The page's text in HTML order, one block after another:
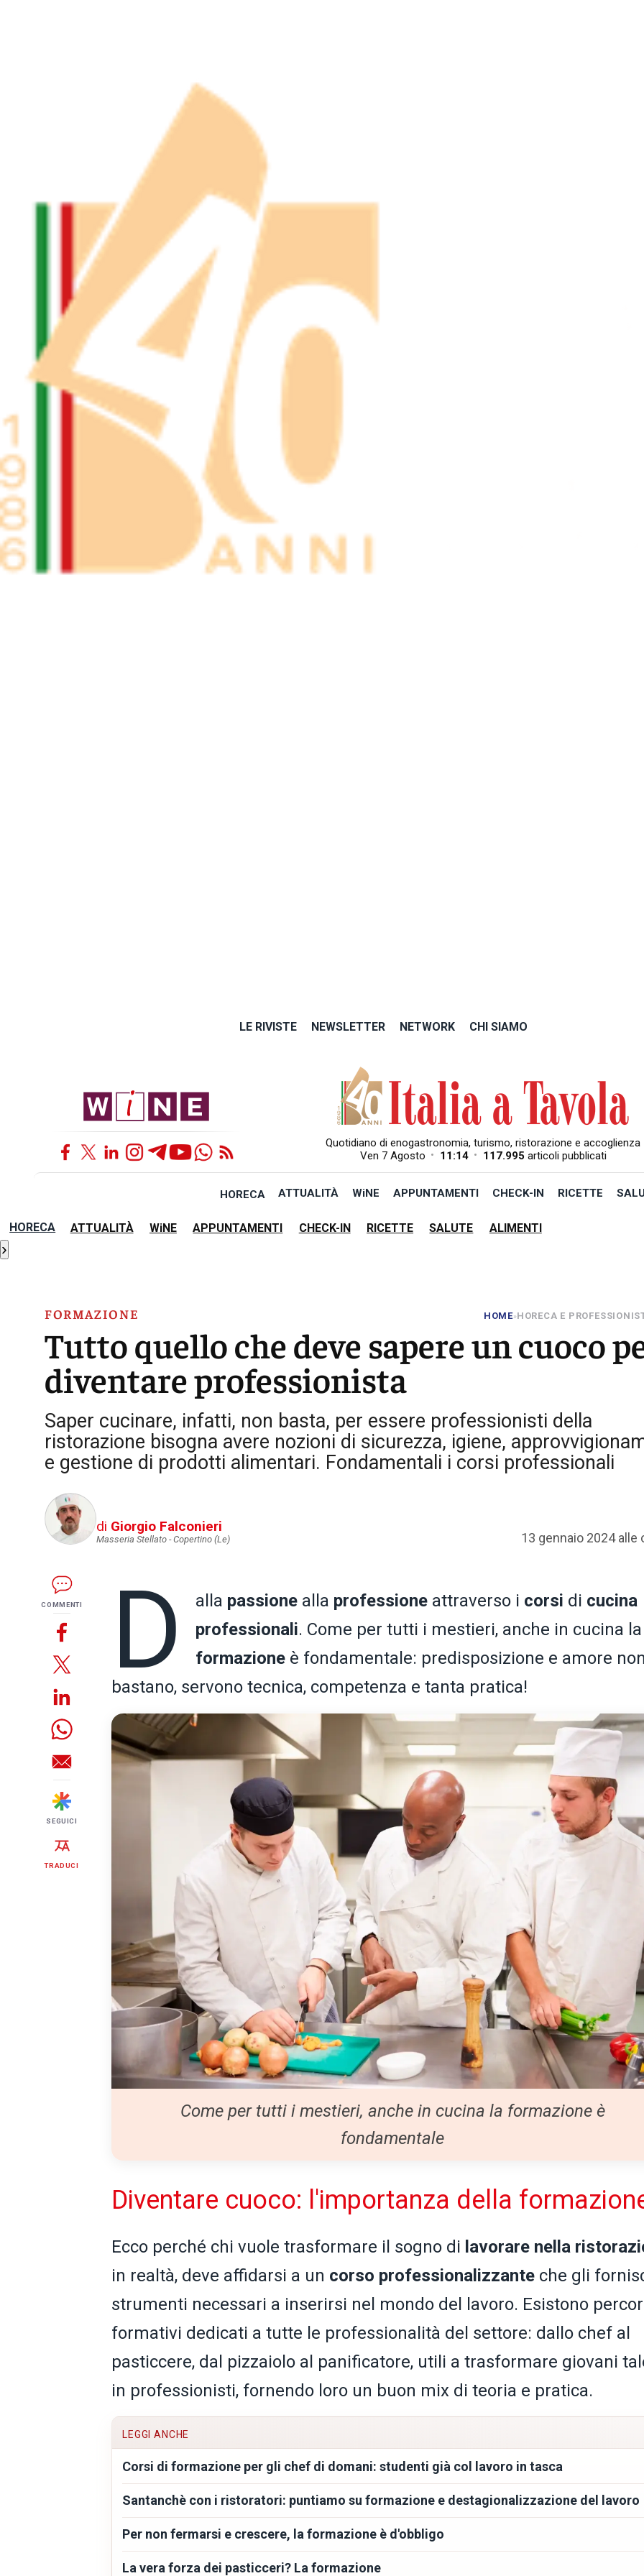
LE RIVISTE NEWSLETTER NETWORK CHI SIAMO
Quotidiano di enogastronomia, turismo, ristorazione e accoglienza
Ven 7 Agosto • 11:14 • 117.995 articoli pubblicati
HORECA ATTUALITÀ WiNE APPUNTAMENTI CHECK-IN RICETTE
HORECA ATTUALITÀ WiNE APPUNTAMENTI CHECK-IN RICETTE SALUTE ALIMENTI
›
FORMAZIONE HOME»HORECA E
Tutto quello che deve sapere un cuoco
diventare professionista
Saper cucinare, infatti, non basta, per essere professionisti della
ristorazione bisogna avere nozioni di sicurezza, igiene,
e gestione di prodotti alimentari. Fondamentali i corsi professionali
di Giorgio Falconieri
Masseria Stellato - Copertino (Le) 13 gennaio 2024 alle
COMMENTI
SEGUICI
TRADUCI
D alla passione alla professione attraverso i corsi di cucina
professionali. Come per tutti i mestieri, anche in cucina la
formazione è fondamentale: predisposizione e amore
bastano, servono tecnica, competenza e tanta pratica!
Come per tutti i mestieri, anche in cucina la formazione è
fondamentale
Diventare cuoco: l'importanza della
Ecco perché chi vuole trasformare il sogno di lavorare nella
in realtà, deve affidarsi a un corso professionalizzante che gli
strumenti necessari a inserirsi nel mondo del lavoro. Esistono
formativi dedicati a tutte le professionalità del settore: dallo chef al
pasticcere, dal pizzaiolo al panificatore, utili a trasformare giovani
in professionisti, fornendo loro un buon mix di teoria e pratica.
LEGGI ANCHE
Corsi di formazione per gli chef di domani: studenti già col lavoro in tasca
Santanchè con i ristoratori: puntiamo su formazione e destagionalizzazione del lavoro
Per non fermarsi e crescere, la formazione è d'obbligo
La vera forza dei pasticceri? La formazione